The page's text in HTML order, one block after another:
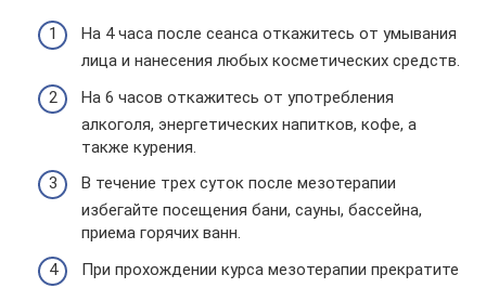
На 4 часа после сеанса откажитесь от умывания
лица и нанесения любых косметических средств.
На 6 часов откажитесь от употребления
алкоголя, энергетических напитков, кофе, а
также курения.
В течение трех суток после мезотерапии
избегайте посещения бани, сауны, бассейна,
приема горячих ванн.
При прохождении курса мезотерапии прекратите